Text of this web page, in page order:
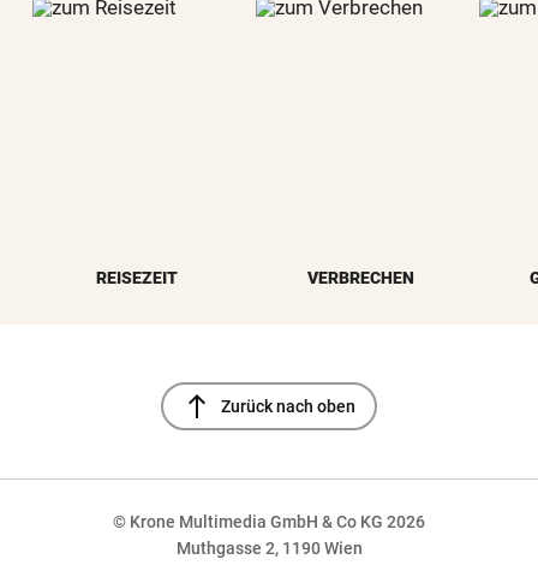
REISEZEIT VERBRECHEN
north Zurück nach oben
© Krone Multimedia GmbH & Co KG 2026
Muthgasse 2, 1190 Wien